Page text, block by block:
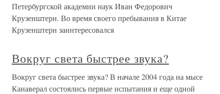
Петербургской академии наук Иван Федорович
Крузенштерн. Во время своего пребывания в Китае
Крузенштерн заинтересовался
Вокруг света быстрее звука?
Вокруг света быстрее звука? В начале 2004 года на мысе
Канаверал состоялись первые испытания и еще одной